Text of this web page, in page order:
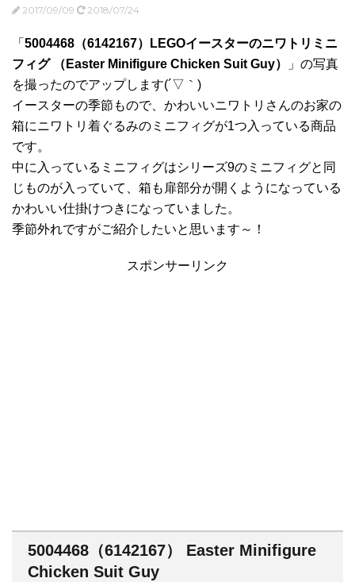
2017/09/09 2018/07/24
「 5004468（6142167）LEGOイースターのニワトリミニ
フィグ （Easter Minifigure Chicken Suit Guy）
」の写真
を撮ったのでアップします(´▽｀)
イースターの季節もので、かわいいニワトリさんのお家の
箱にニワトリ着ぐるみのミニフィグが1つ入っている商品
です。
中に入っているミニフィグはシリーズ9のミニフィグと同
じものが入っていて、箱も扉部分が開くようになっている
かわいい仕掛けつきになっていました。
季節外れですがご紹介したいと思います～！
スポンサーリンク
5004468（6142167） Easter Minifigure
Chicken Suit Guy